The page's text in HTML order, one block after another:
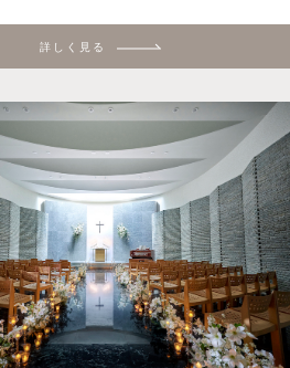
詳しく見る